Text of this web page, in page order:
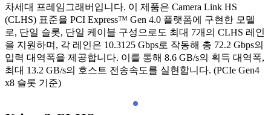
차세대 프레임그래버입니다. 이 제품은 Camera Link HS
(CLHS) 표준을 PCI Express™ Gen 4.0 플랫폼에 구현한 모델
로, 단일 슬롯, 단일 케이블 구성으로도 최대 7개의 CLHS 레인
을 지원하며, 각 레인은 10.3125 Gbps로 작동해 총 72.2 Gbps의
입력 대역폭을 제공합니다. 이를 통해 8.6 GB/s의 획득 대역폭,
최대 13.2 GB/s의 호스트 전송속도를 실현합니다. (PCIe Gen4
x8 슬롯 기준)